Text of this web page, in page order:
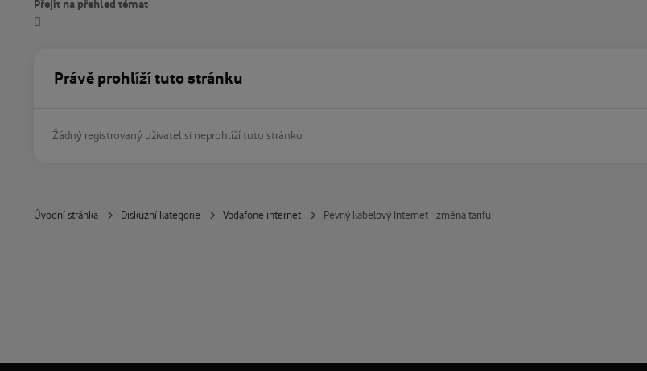
Přejít na přehled témat
Právě prohlíží tuto stránku
Žádný registrovaný uživatel si neprohlíží tuto stránku
Úvodní stránka Diskuzní kategorie Vodafone internet Pevný kabelový Internet - změna tarifu